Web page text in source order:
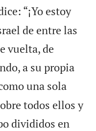
“¡Yo estoy
de entre las
vuelta, de
a su propia
una sola
todos ellos y
divididos en